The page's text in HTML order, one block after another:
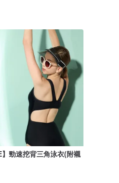
】勁速挖背三角泳衣(附襯